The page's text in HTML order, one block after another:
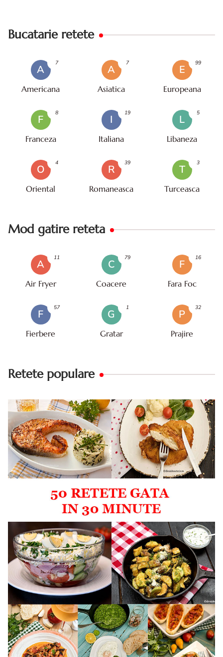
Bucatarie retete
A
Americana
7
A
Asiatica
7
E
Europeana
99
F
Franceza
8
I
Italiana
19
L
Libaneza
5
O
Oriental
4
R
Romaneasca
39
T
Turceasca
3
Mod gatire reteta
A
Air Fryer
11
C
Coacere
79
F
Fara Foc
16
F
Fierbere
57
G
Gratar
1
P
Prajire
32
Retete populare